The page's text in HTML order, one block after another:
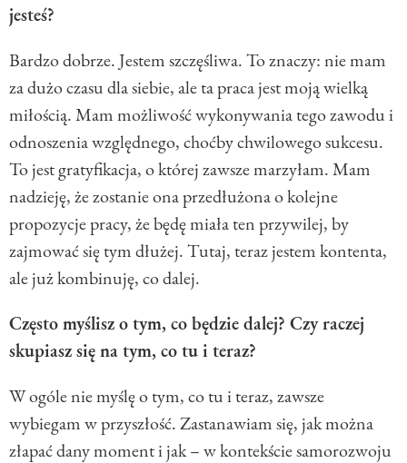
jesteś?
Bardzo dobrze. Jestem szczęśliwa. To znaczy: nie mam
za dużo czasu dla siebie, ale ta praca jest moją wielką
miłością. Mam możliwość wykonywania tego zawodu i
odnoszenia względnego, choćby chwilowego sukcesu.
To jest gratyfikacja, o której zawsze marzyłam. Mam
nadzieję, że zostanie ona przedłużona o kolejne
propozycje pracy, że będę miała ten przywilej, by
zajmować się tym dłużej. Tutaj, teraz jestem kontenta,
ale już kombinuję, co dalej.
Często myślisz o tym, co będzie dalej? Czy raczej
skupiasz się na tym, co tu i teraz?
W ogóle nie myślę o tym, co tu i teraz, zawsze
wybiegam w przyszłość. Zastanawiam się, jak można
złapać dany moment i jak – w kontekście samorozwoju